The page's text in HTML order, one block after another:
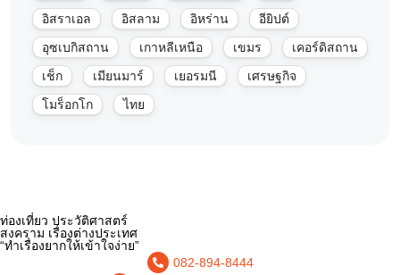
อิสราเอล
อิสลาม อิหร่าน
อียิปต์
อุซเบกิสถาน
เกาหลีเหนือ เขมร
เคอร์ดิสถาน
เช็ก
เมียนมาร์ เยอรมนี
เศรษฐกิจ
โมร็อกโก
ไทย
ท่องเที่ยว ประวัติศาสตร์
สงคราม เรื่องต่างประเทศ
“ทำเรื่องยากให้เข้าใจง่าย”
082-894-8444